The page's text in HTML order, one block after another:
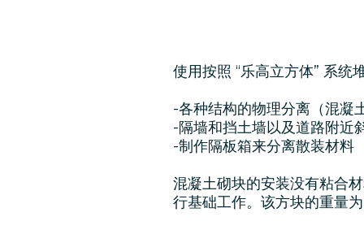
使用按照 “乐高立方体” 系统
-各种结构的物理分离（混凝
-隔墙和挡土墙以及道路附近
-制作隔板箱来分离散装材料
混凝土砌块的安装没有粘合
行基础工作。该方块的重量